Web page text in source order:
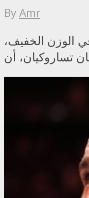
ByAmr
الوزن الخفيف،